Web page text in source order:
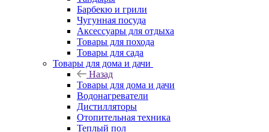
Барбекю и грили
Чугунная посуда
Аксессуары для отдыха
Товары для похода
Товары для сада
Товары для дома и дачи
Назад
Товары для дома и дачи
Водонагреватели
Дистилляторы
Отопительная техника
Теплый пол